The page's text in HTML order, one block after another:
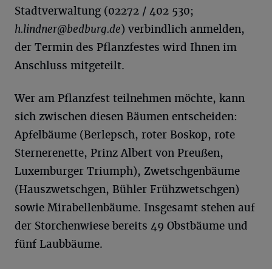
Stadtverwaltung (02272 / 402 530;
h.lindner@bedburg.de) verbindlich anmelden,
der Termin des Pflanzfestes wird Ihnen im
Anschluss mitgeteilt.
Wer am Pflanzfest teilnehmen möchte, kann
sich zwischen diesen Bäumen entscheiden:
Apfelbäume (Berlepsch, roter Boskop, rote
Sternerenette, Prinz Albert von Preußen,
Luxemburger Triumph), Zwetschgenbäume
(Hauszwetschgen, Bühler Frühzwetschgen)
sowie Mirabellenbäume. Insgesamt stehen auf
der Storchenwiese bereits 49 Obstbäume und
fünf Laubbäume.